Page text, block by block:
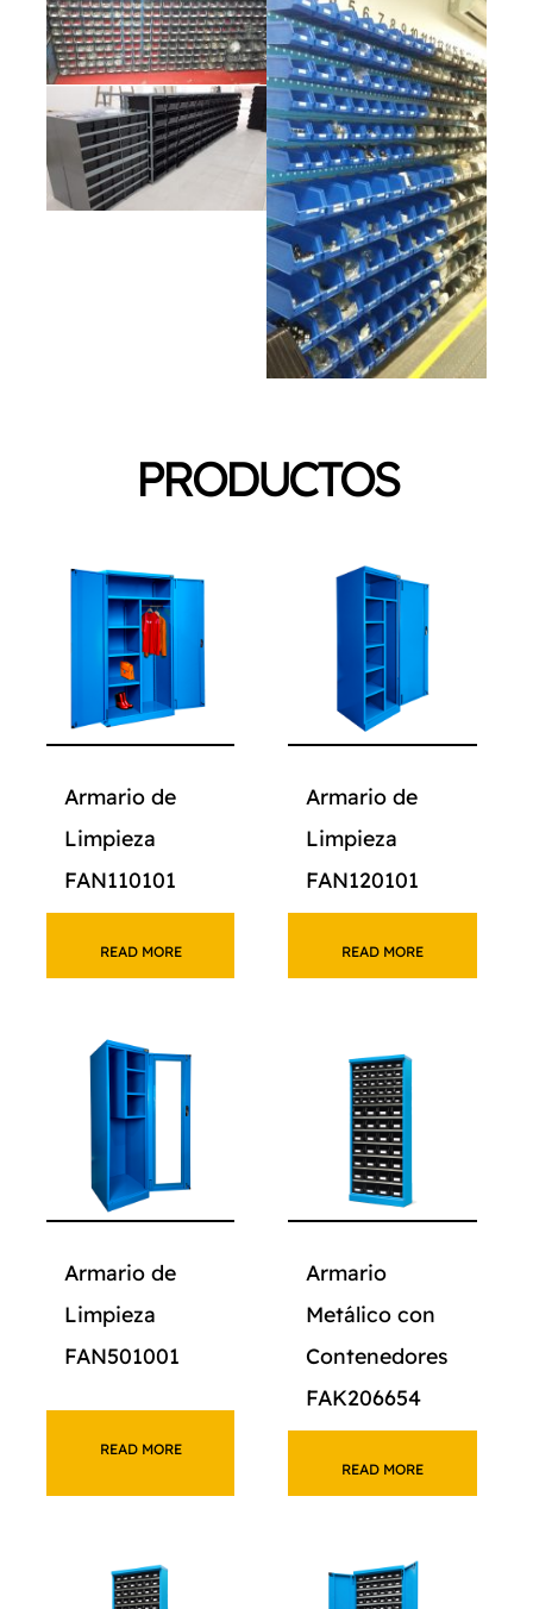
PRODUCTOS
Armario de
Limpieza
FAN110101
READ MORE
Armario de
Limpieza
FAN120101
READ MORE
Armario de
Limpieza
FAN501001
READ MORE
Armario
Metálico con
Contenedores
FAK206654
READ MORE